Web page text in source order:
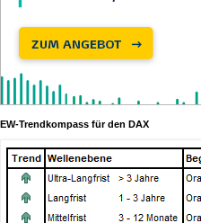
EW-Trendkompass für den DAX